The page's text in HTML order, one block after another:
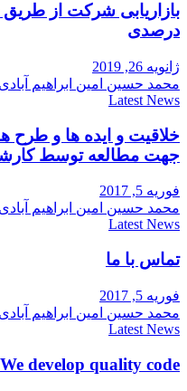
بازاریابی شرکت از
درصدی
ژانویه 26, 2019
محمد حسین امین ابراهیم آبادی
Latest News
خلاقیت و ایده ها و طرح
جهت مطالعه توسط
فوریه 5, 2017
محمد حسین امین ابراهیم آبادی
Latest News
تماس با ما
فوریه 5, 2017
محمد حسین امین ابراهیم آبادی
Latest News
We develop quality code